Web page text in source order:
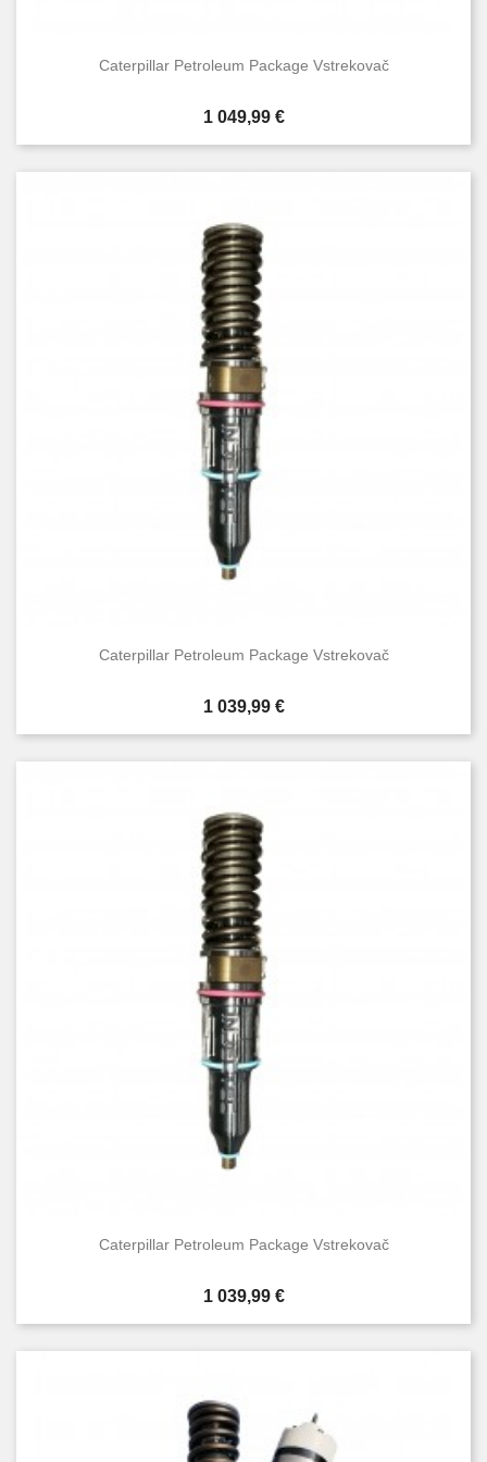
Caterpillar Petroleum Package Vstrekovač
Cena
1 049,99 €
Caterpillar Petroleum Package Vstrekovač
Cena
1 039,99 €
Caterpillar Petroleum Package Vstrekovač
Cena
1 039,99 €